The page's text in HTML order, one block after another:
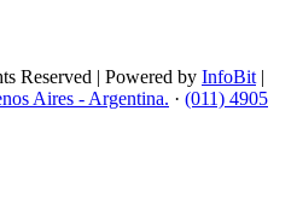
Reserved | Powered by InfoBit |
Aires - Argentina. · (011) 4905